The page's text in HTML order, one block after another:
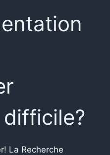
La Recherche